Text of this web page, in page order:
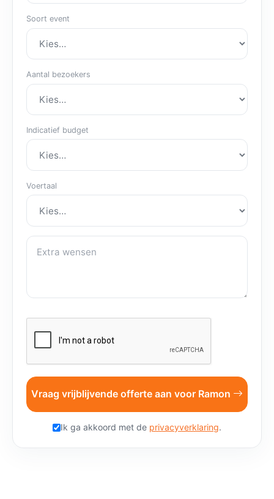
Soort event
Aantal bezoekers
Indicatief budget
Voertaal
Extra wensen
Vraag vrijblijvende offerte aan voor Ramon
Ik ga akkoord met de privacyverklaring.